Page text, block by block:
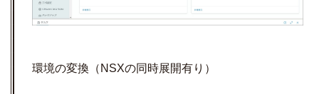
環境の変換（NSXの同時展開有り）